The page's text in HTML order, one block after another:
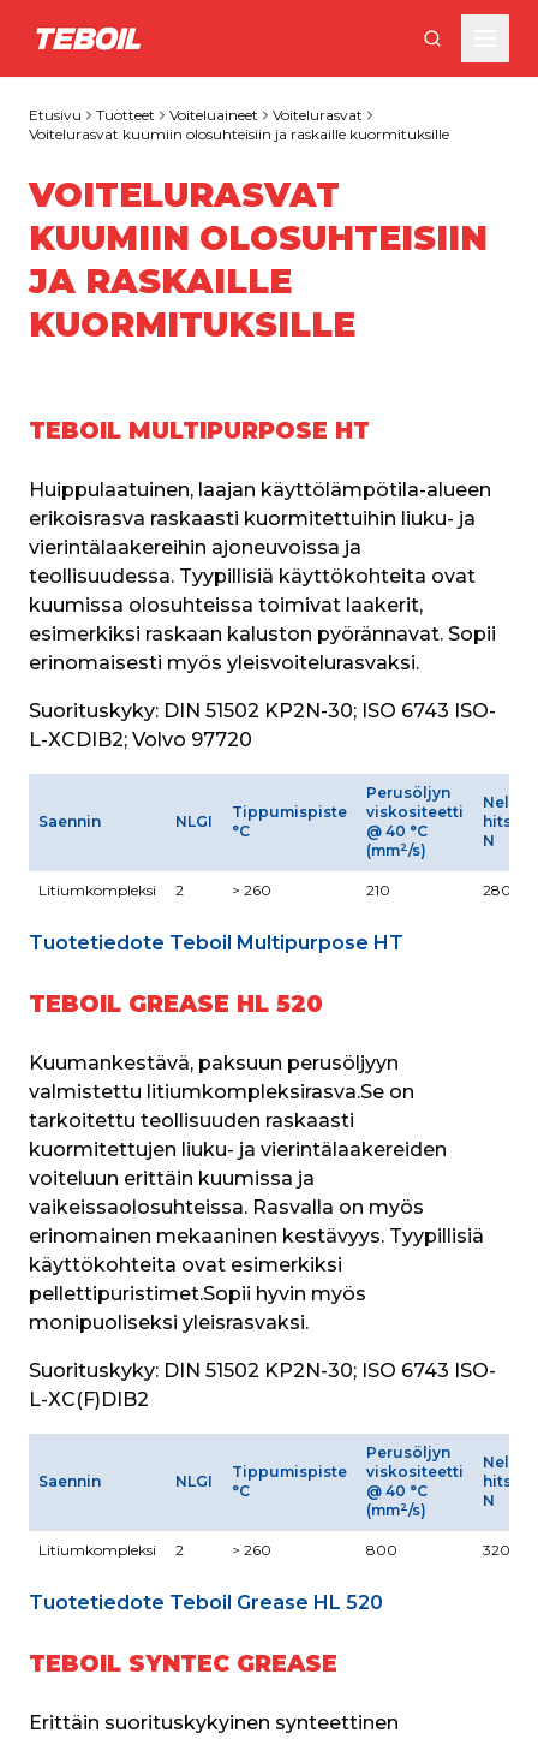
Siirry pääsisältöön
Etusivu Tuotteet Voiteluaineet
Voitelurasvat
Voitelurasvat kuumiin olosuhteisiin ja raskaille kuormituksille
VOITELURASVAT
KUUMIIN OLOSUHTEISIIN
JA RASKAILLE
KUORMITUKSILLE
TEBOIL MULTIPURPOSE HT
Huippulaatuinen, laajan käyttölämpötila-alueen
erikoisrasva raskaasti kuormitettuihin liuku- ja
vierintälaakereihin ajoneuvoissa ja
teollisuudessa. Tyypillisiä käyttökohteita ovat
kuumissa olosuhteissa toimivat laakerit,
esimerkiksi raskaan kaluston pyörännavat. Sopii
erinomaisesti myös yleisvoitelurasvaksi.
Suorituskyky: DIN 51502 KP2N-30; ISO 6743 ISO-
L-XCDIB2; Volvo 97720
Saennin NLGI
Tippumispiste
°C
Perusöljyn
viskositeetti
@ 40 °C
(mm2/s)
N
Litiumkompleksi 2 > 260 210 2800
Tuotetiedote Teboil Multipurpose HT
TEBOIL GREASE HL 520
Kuumankestävä, paksuun perusöljyyn
valmistettu litiumkompleksirasva.Se on
tarkoitettu teollisuuden raskaasti
kuormitettujen liuku- ja vierintälaakereiden
voiteluun erittäin kuumissa ja
vaikeissaolosuhteissa. Rasvalla on myös
erinomainen mekaaninen kestävyys. Tyypillisiä
käyttökohteita ovat esimerkiksi
pellettipuristimet.Sopii hyvin myös
monipuoliseksi yleisrasvaksi.
Suorituskyky: DIN 51502 KP2N-30; ISO 6743 ISO-
L-XC(F)DIB2
Saennin NLGI
Tippumispiste
°C
Perusöljyn
viskositeetti
@ 40 °C
(mm2/s)
N
Litiumkompleksi 2 > 260 800 3200
Tuotetiedote Teboil Grease HL 520
TEBOIL SYNTEC GREASE
Erittäin suorituskykyinen synteettinen